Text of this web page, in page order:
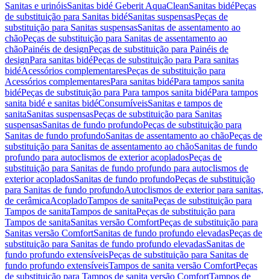
Sanitas e urinóisSanitas bidé Geberit AquaCleanSanitas bidéPeças
de substituição para Sanitas bidéSanitas suspensasPeças de
substituição para Sanitas suspensasSanitas de assentamento ao
chãoPeças de substituição para Sanitas de assentamento ao
chãoPainéis de designPeças de substituição para Painéis de
designPara sanitas bidéPeças de substituição para Para sanitas
bidéAcessórios complementaresPeças de substituição para
Acessórios complementaresPara sanitas bidéPara tampos sanita
bidéPeças de substituição para Para tampos sanita bidéPara tampos
sanita bidé e sanitas bidéConsumíveisSanitas e tampos de
sanitaSanitas suspensasPeças de substituição para Sanitas
suspensasSanitas de fundo profundoPeças de substituição para
Sanitas de fundo profundoSanitas de assentamento ao chãoPeças de
substituição para Sanitas de assentamento ao chãoSanitas de fundo
profundo para autoclismos de exterior acopladosPeças de
substituição para Sanitas de fundo profundo para autoclismos de
exterior acopladosSanitas de fundo profundoPeças de substituição
para Sanitas de fundo profundoAutoclismos de exterior para sanitas,
de cerâmicaAcopladoTampos de sanitaPeças de substituição para
Tampos de sanitaTampos de sanitaPeças de substituição para
Tampos de sanitaSanitas versão ComfortPeças de substituição para
Sanitas versão ComfortSanitas de fundo profundo elevadasPeças de
substituição para Sanitas de fundo profundo elevadasSanitas de
fundo profundo extensíveisPeças de substituição para Sanitas de
fundo profundo extensíveisTampos de sanita versão ComfortPeças
de substituição para Tampos de sanita versão ComfortTampos de